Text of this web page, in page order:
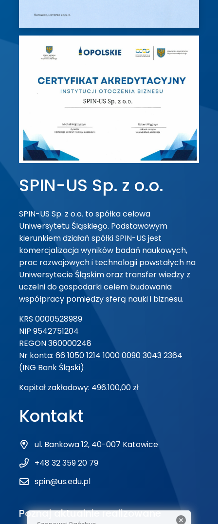
SPIN-US Sp. z o.o.
SPIN-US Sp. z o.o. to spółka celowa
Uniwersytetu Śląskiego. Podstawowym
kierunkiem działań spółki SPIN-US jest
komercjalizacja wyników badań naukowych,
prac rozwojowych i technologii powstałych na
Uniwersytecie Śląskim oraz transfer wiedzy z
uczelni do gospodarki celem budowania
współpracy pomiędzy sferą nauki i biznesu.
KRS 0000528989
NIP 9542751204
REGON 360000248
Nr konta: 66 1050 1214 1000 0090 3043 2364
(ING Bank Śląski)
Kapitał zakładowy: 496.100,00 zł
Kontakt
ul. Bankowa 12, 40-007 Katowice
+48 32 359 20 79
spin@us.edu.pl
Poznaj aktualnie realizowane